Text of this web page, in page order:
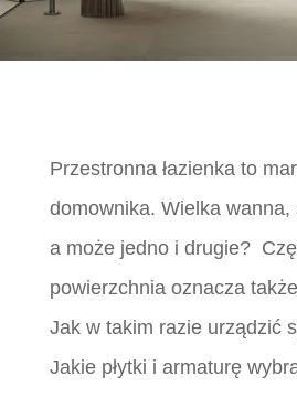
Przestronna łazienka to
domownika. Wielka wanna,
a może jedno i drugie?
powierzchnia oznacza
Jak w takim razie urządzić
Jakie płytki i armaturę